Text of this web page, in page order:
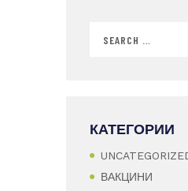
КАТЕГОРИИ
ВАКЦИНИ